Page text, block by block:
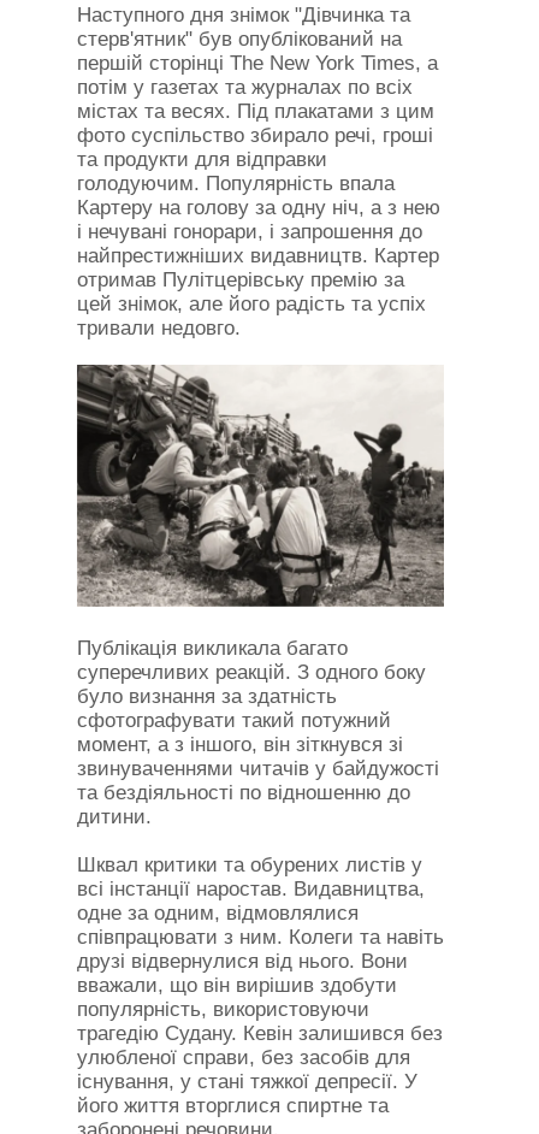
Наступного дня знімок "Дівчинка та
стерв'ятник" був опублікований на
першій сторінці The New York Times, а
потім у газетах та журналах по всіх
містах та весях. Під плакатами з цим
фото суспільство збирало речі, гроші
та продукти для відправки
голодуючим. Популярність впала
Картеру на голову за одну ніч, а з нею
і нечувані гонорари, і запрошення до
найпрестижніших видавництв. Картер
отримав Пулітцерівську премію за
цей знімок, але його радість та успіх
тривали недовго.
Публікація викликала багато
суперечливих реакцій. З одного боку
було визнання за здатність
сфотографувати такий потужний
момент, а з іншого, він зіткнувся зі
звинуваченнями читачів у байдужості
та бездіяльності по відношенню до
дитини.
Шквал критики та обурених листів у
всі інстанції наростав. Видавництва,
одне за одним, відмовлялися
співпрацювати з ним. Колеги та навіть
друзі відвернулися від нього. Вони
вважали, що він вирішив здобути
популярність, використовуючи
трагедію Судану. Кевін залишився без
улюбленої справи, без засобів для
існування, у стані тяжкої депресії. У
його життя вторглися спиртне та